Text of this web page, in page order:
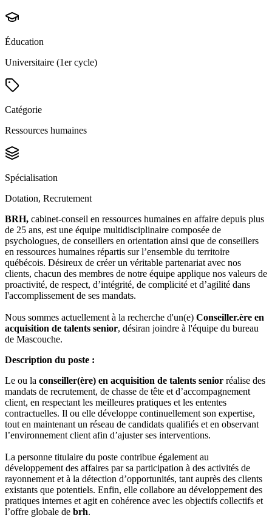
Éducation
Universitaire (1er cycle)
Catégorie
Ressources humaines
Spécialisation
Dotation, Recrutement
BRH, cabinet-conseil en ressources humaines en affaire depuis plus
de 25 ans, est une équipe multidisciplinaire composée de
psychologues, de conseillers en orientation ainsi que de conseillers
en ressources humaines répartis sur l’ensemble du territoire
québécois. Désireux de créer un véritable partenariat avec nos
clients, chacun des membres de notre équipe applique nos valeurs de
proactivité, de respect, d’intégrité, de complicité et d’agilité dans
l'accomplissement de ses mandats.
Nous sommes actuellement à la recherche d'un(e) Conseiller.ère en
acquisition de talents senior, désiran joindre à l'équipe du bureau
de Mascouche.
Description du poste :
Le ou la conseiller(ère) en acquisition de talents senior réalise des
mandats de recrutement, de chasse de tête et d’accompagnement
client, en respectant les meilleures pratiques et les ententes
contractuelles. Il ou elle développe continuellement son expertise,
tout en maintenant un réseau de candidats qualifiés et en observant
l’environnement client afin d’ajuster ses interventions.
La personne titulaire du poste contribue également au
développement des affaires par sa participation à des activités de
rayonnement et à la détection d’opportunités, tant auprès des clients
existants que potentiels. Enfin, elle collabore au développement des
pratiques internes et agit en cohérence avec les objectifs collectifs et
l’offre globale de brh.